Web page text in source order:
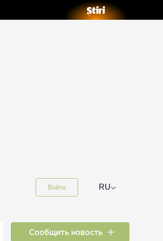
Войти RU⌵
Сообщить новость